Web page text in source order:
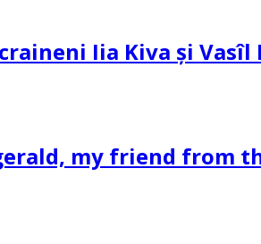
Iia Kiva și Vasîl
my friend from